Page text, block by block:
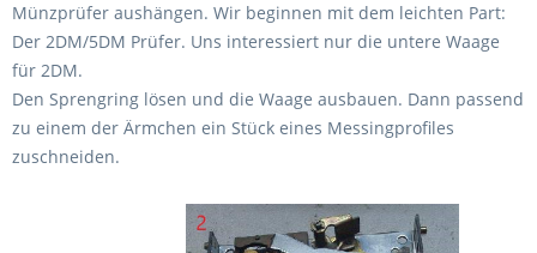
Münzprüfer aushängen. Wir beginnen mit dem leichten Part:
Der 2DM/5DM Prüfer. Uns interessiert nur die untere Waage
für 2DM.
Den Sprengring lösen und die Waage ausbauen. Dann passend
zu einem der Ärmchen ein Stück eines Messingprofiles
zuschneiden.